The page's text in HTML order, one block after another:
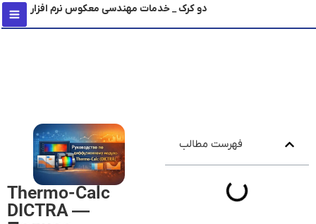
содержимому
دو کرک _ خدمات مهندسی معکوس نرم افزار
Thermo-Calc
DICTRA —
فهرست مطالب